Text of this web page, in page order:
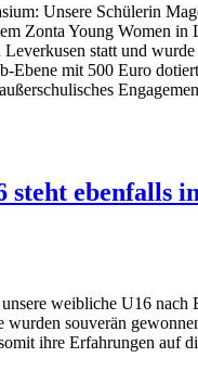
Unsere Schülerin
Zonta Young Women in
statt und
Ebene mit 500 Euro
steht ebenfalls
weibliche U16 nach
souverän
ihre Erfahrungen auf